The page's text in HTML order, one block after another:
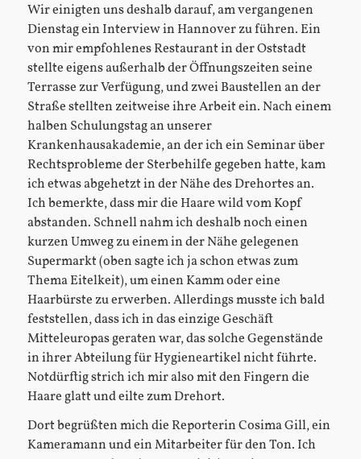
Wir einigten uns deshalb darauf, am vergangenen
Dienstag ein Interview in Hannover zu führen. Ein
von mir empfohlenes Restaurant in der Oststadt
stellte eigens außerhalb der Öffnungszeiten seine
Terrasse zur Verfügung, und zwei Baustellen an der
Straße stellten zeitweise ihre Arbeit ein. Nach einem
halben Schulungstag an unserer
Krankenhausakademie, an der ich ein Seminar über
Rechtsprobleme der Sterbehilfe gegeben hatte, kam
ich etwas abgehetzt in der Nähe des Drehortes an.
Ich bemerkte, dass mir die Haare wild vom Kopf
abstanden. Schnell nahm ich deshalb noch einen
kurzen Umweg zu einem in der Nähe gelegenen
Supermarkt (oben sagte ich ja schon etwas zum
Thema Eitelkeit), um einen Kamm oder eine
Haarbürste zu erwerben. Allerdings musste ich bald
feststellen, dass ich in das einzige Geschäft
Mitteleuropas geraten war, das solche Gegenstände
in ihrer Abteilung für Hygieneartikel nicht führte.
Notdürftig strich ich mir also mit den Fingern die
Haare glatt und eilte zum Drehort.
Dort begrüßten mich die Reporterin Cosima Gill, ein
Kameramann und ein Mitarbeiter für den Ton. Ich